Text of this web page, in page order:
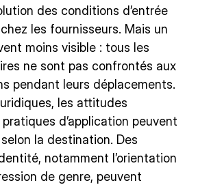
des conditions d’entrée
les fournisseurs. Mais un
moins visible : tous les
ne sont pas confrontés aux
pendant leurs déplacements.
les attitudes
d’application peuvent
la destination. Des
notamment l’orientation
de genre, peuvent